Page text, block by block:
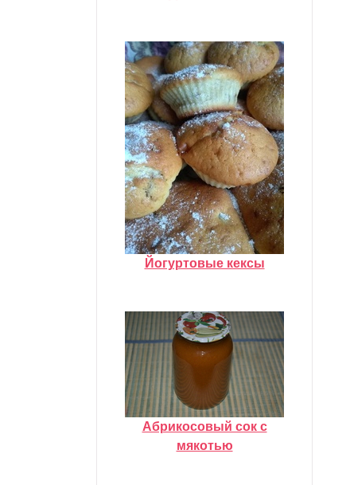
Йогуртовые кексы
Абрикосовый сок с
мякотью